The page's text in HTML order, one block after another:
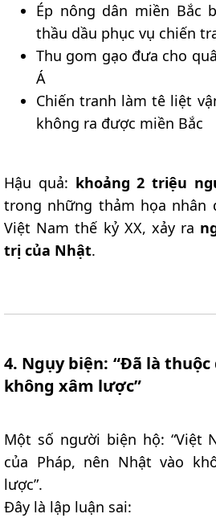
Ép nông dân miền Bắc
thầu dầu phục vụ chiến
Thu gom gạo đưa cho
Á
Chiến tranh làm tê liệt
không ra được miền Bắc
Hậu quả: khoảng 2 triệu
trong những thảm họa nhân
Việt Nam thế kỷ XX, xảy ra
trị của Nhật.
4. Ngụy biện: “Đã là
không xâm lược”
Một số người biện hộ: “Việt
của Pháp, nên Nhật vào
lược”.
Đây là lập luận sai: